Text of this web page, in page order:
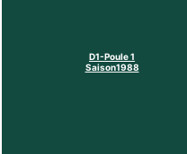
D1-Poule 1
Saison1988